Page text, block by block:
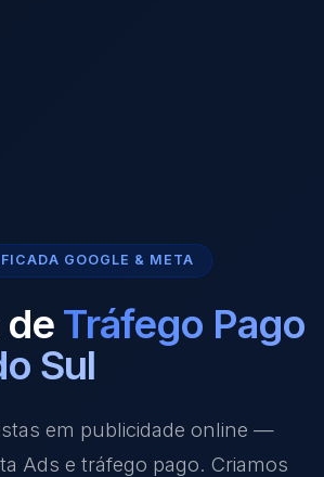
GOOGLE & META
Tráfego Pago
Sul
em publicidade online —
Ads e tráfego pago. Criamos